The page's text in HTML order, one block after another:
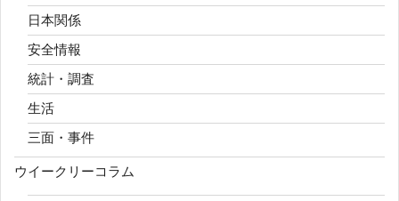
日本関係
安全情報
統計・調査
生活
三面・事件
ウイークリーコラム